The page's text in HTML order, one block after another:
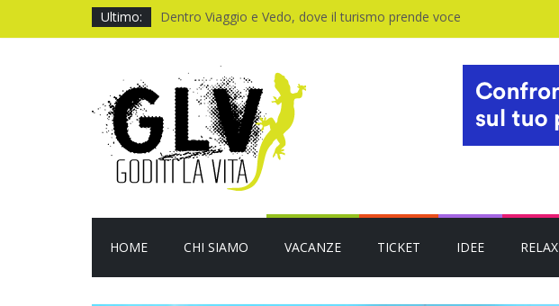
Ultimo:
Dentro Viaggio e Vedo, dove il turismo prende voce
Quando il CUP ti fa aspettare troppo
I Legnanesi a Milano 2027: risate smart
Film al cinema ad agosto 2026: le novità
HOME CHI SIAMO VACANZE TICKET IDEE RELAX